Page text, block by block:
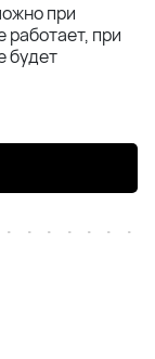
при
работает, при
будет